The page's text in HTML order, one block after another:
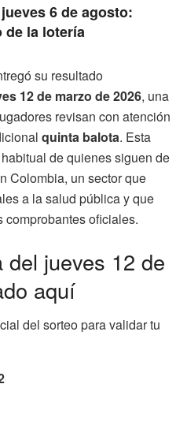
6 de agosto:
de la lotería
su resultado
12 de marzo de 2026, una
revisan con atención
quinta balota. Esta
de quienes siguen de
Colombia, un sector que
a la salud pública y que
oficiales.
jueves 12 de
aquí
del sorteo para validar tu